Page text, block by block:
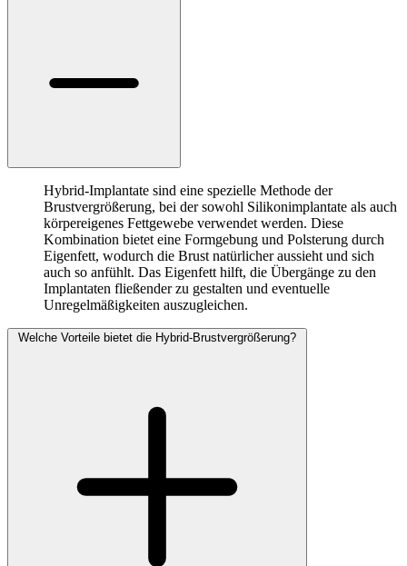
Hybrid-Implantate sind eine spezielle Methode der
Brustvergrößerung, bei der sowohl Silikonimplantate als auch
körpereigenes Fettgewebe verwendet werden. Diese
Kombination bietet eine Formgebung und Polsterung durch
Eigenfett, wodurch die Brust natürlicher aussieht und sich
auch so anfühlt. Das Eigenfett hilft, die Übergänge zu den
Implantaten fließender zu gestalten und eventuelle
Unregelmäßigkeiten auszugleichen.
Welche Vorteile bietet die Hybrid-Brustvergrößerung?